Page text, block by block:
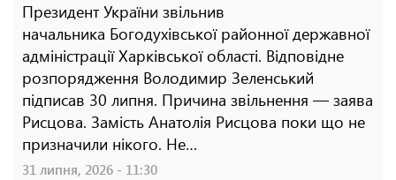
Президент України звільнив
начальника Богодухівської районної державної
адміністрації Харківської області. Відповідне
розпорядження Володимир Зеленський
підписав 30 липня. Причина звільнення — заява
Рисцова. Замість Анатолія Рисцова поки що не
призначили нікого. Не…
31 липня, 2026 - 11:30